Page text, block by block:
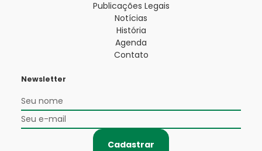
Publicações Legais
Notícias
História
Agenda
Contato
Newsletter
Cadastrar